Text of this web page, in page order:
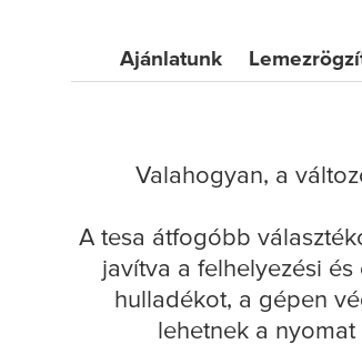
Ajánlatunk
Valahogyan, a
A tesa átfogóbb
javítva a felhelyezési
hulladékot, a gépen
lehetnek a